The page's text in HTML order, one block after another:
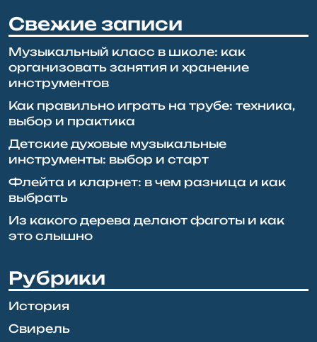
Свежие записи
Музыкальный класс в школе: как
организовать занятия и хранение
инструментов
Как правильно играть на трубе: техника,
выбор и практика
Детские духовые музыкальные
инструменты: выбор и старт
Флейта и кларнет: в чем разница и как
выбрать
Из какого дерева делают фаготы и как
это слышно
Рубрики
История
Свирель